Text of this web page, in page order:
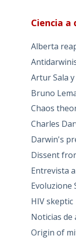
Ciencia a
Alberta
Artur Sala
Bruno
Chaos
Charles
Darwin's
Dissent
Entrevista
Evoluzione
HIV skeptic
Noticias de
Origin of